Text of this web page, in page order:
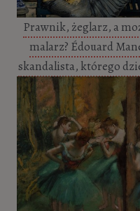
Prawnik, żeglarz, a
malarz? Édouard
skandalista, którego